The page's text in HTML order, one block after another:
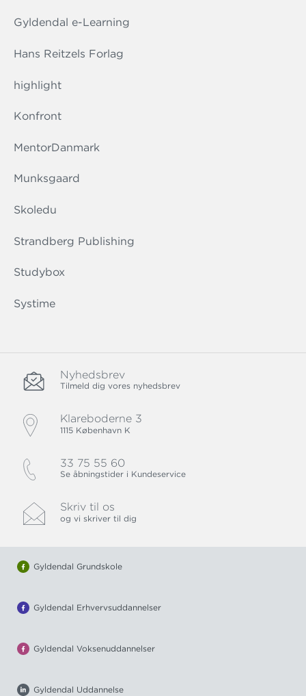
Gyldendal e-Learning
Hans Reitzels Forlag
highlight
Konfront
MentorDanmark
Munksgaard
Skoledu
Strandberg Publishing
Studybox
Systime
Nyhedsbrev
Tilmeld dig vores nyhedsbrev
Klareboderne 3
1115 København K
33 75 55 60
Se åbningstider i Kundeservice
Skriv til os
og vi skriver til dig
Gyldendal Grundskole
Gyldendal Erhvervsuddannelser
Gyldendal Voksenuddannelser
Gyldendal Uddannelse